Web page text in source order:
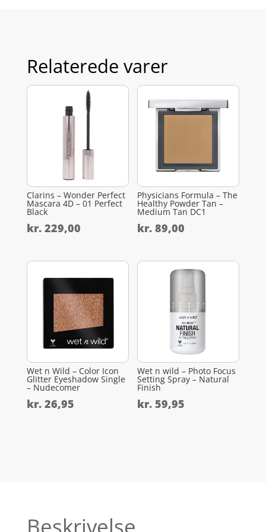
Relaterede varer
Clarins – Wonder Perfect
Mascara 4D – 01 Perfect
Black
kr.229,00
Physicians Formula – The
Healthy Powder Tan –
Medium Tan DC1
kr. 89,00
Wet n Wild – Color Icon
Glitter Eyeshadow Single
– Nudecomer
kr.26,95
Wet n wild – Photo Focus
Setting Spray – Natural
Finish
kr. 59,95
Beskrivelse